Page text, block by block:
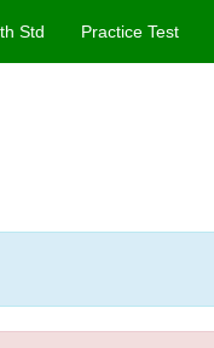
Std Practice Test